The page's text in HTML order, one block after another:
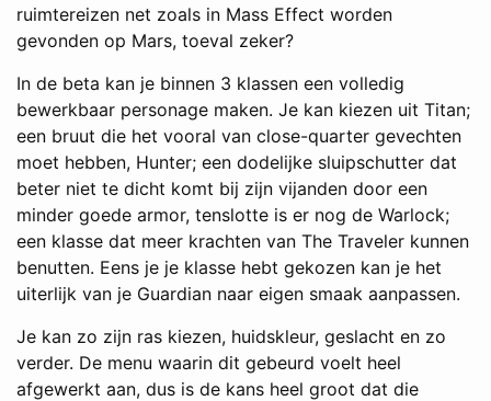
ruimtereizen net zoals in Mass Effect worden
gevonden op Mars, toeval zeker?
In de beta kan je binnen 3 klassen een volledig
bewerkbaar personage maken. Je kan kiezen uit Titan;
een bruut die het vooral van close-quarter gevechten
moet hebben, Hunter; een dodelijke sluipschutter dat
beter niet te dicht komt bij zijn vijanden door een
minder goede armor, tenslotte is er nog de Warlock;
een klasse dat meer krachten van The Traveler kunnen
benutten. Eens je je klasse hebt gekozen kan je het
uiterlijk van je Guardian naar eigen smaak aanpassen.
Je kan zo zijn ras kiezen, huidskleur, geslacht en zo
verder. De menu waarin dit gebeurd voelt heel
afgewerkt aan, dus is de kans heel groot dat die